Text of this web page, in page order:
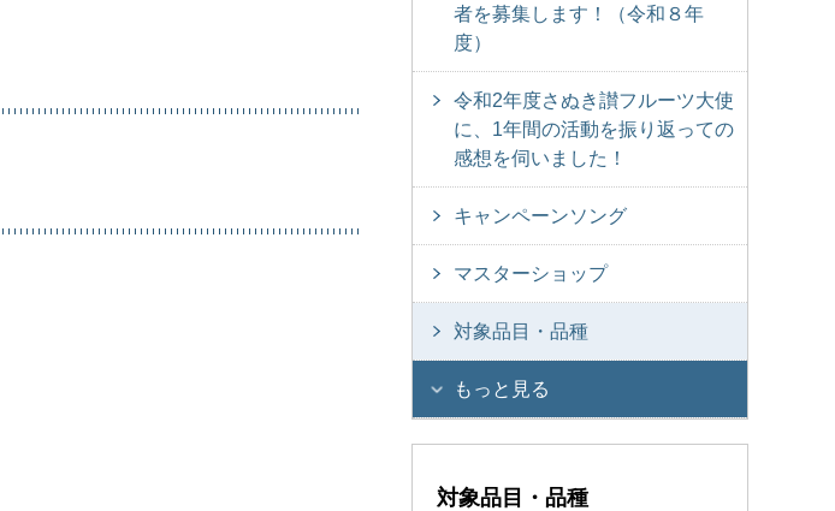
者を募集します！（令和８年
度）
令和2年度さぬき讃フルーツ大使
に、1年間の活動を振り返っての
感想を伺いました！
キャンペーンソング
マスターショップ
対象品目・品種
もっと見る
対象品目・品種